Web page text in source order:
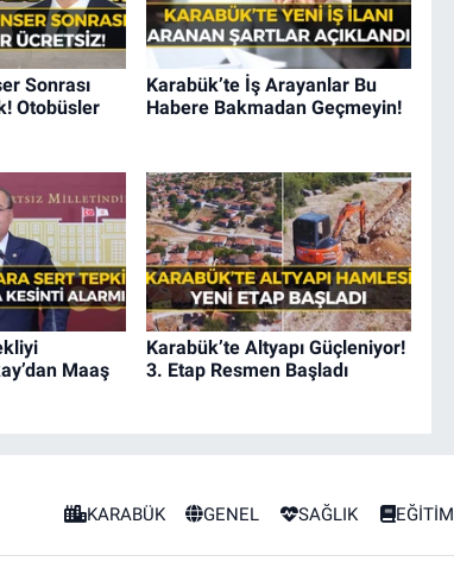
Sonrası
Otobüsler
Karabük’te İş Arayanlar Bu
Habere Bakmadan Geçmeyin!
Maaş
Karabük’te Altyapı Güçleniyor!
3. Etap Resmen Başladı
KARABÜK GENEL SAĞLIK EĞİTİM